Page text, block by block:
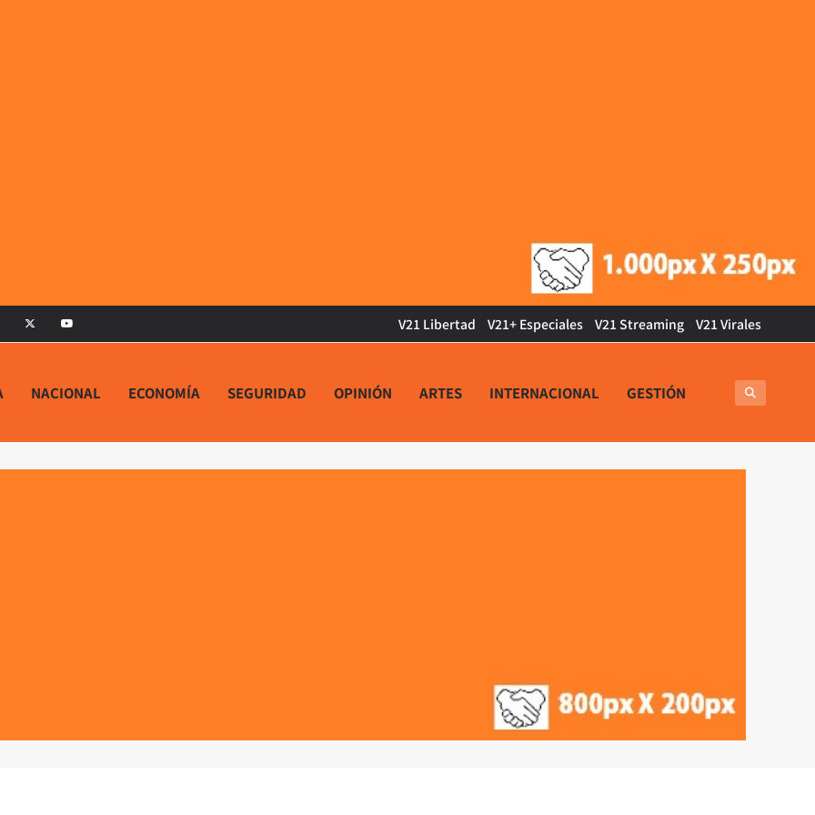
V21 Libertad V21+ Especiales V21 Streaming V21 Virales
NACIONAL ECONOMÍA SEGURIDAD OPINIÓN ARTES INTERNACIONAL GESTIÓN